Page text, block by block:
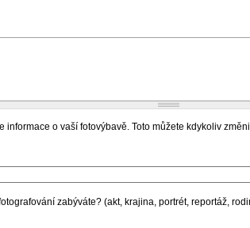
informace o vaší fotovýbavě. Toto můžete kdykoliv
zabýváte? (akt, krajina, portrét, reportáž,